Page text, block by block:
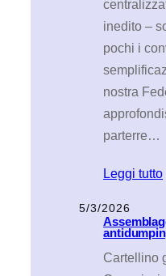
inedito –
pochi i
nostra
parterre…
Leggi tutto
5/3/2026
Cartellino